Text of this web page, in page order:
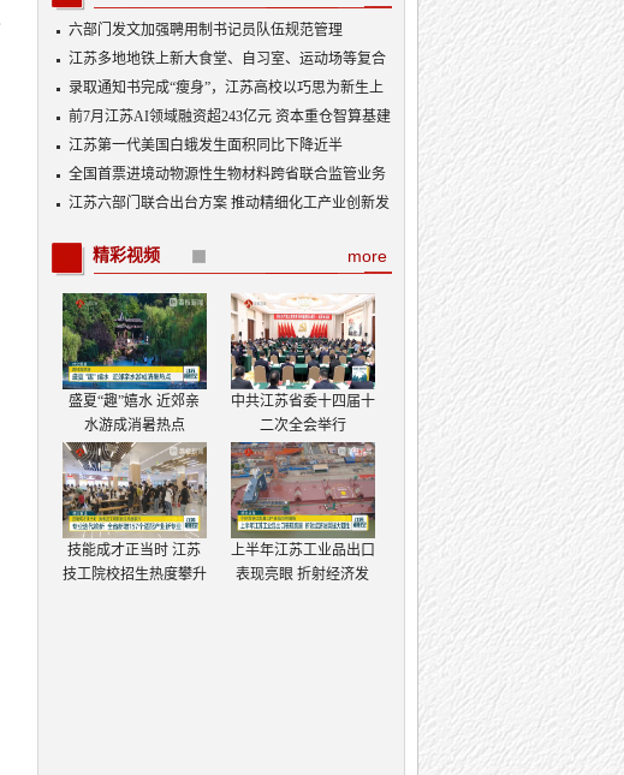
六部门发文加强聘用制书记员队伍规范管理
江苏多地地铁上新大食堂、自习室、运动场等复合
功能——从“客流通道”到“生活场景”
录取通知书完成“瘦身”，江苏高校以巧思为新生上
好入学第一课
前7月江苏AI领域融资超243亿元 资本重仓智算基建
AI产业底盘夯实
江苏第一代美国白蛾发生面积同比下降近半
全国首票进境动物源性生物材料跨省联合监管业务
落地
江苏六部门联合出台方案 推动精细化工产业创新发
more
精彩视频
盛夏“趣”嬉水 近郊亲
水游成消暑热点
中共江苏省委十四届十
二次全会举行
技能成才正当时 江苏
技工院校招生热度攀升
上半年江苏工业品出口
表现亮眼 折射经济发